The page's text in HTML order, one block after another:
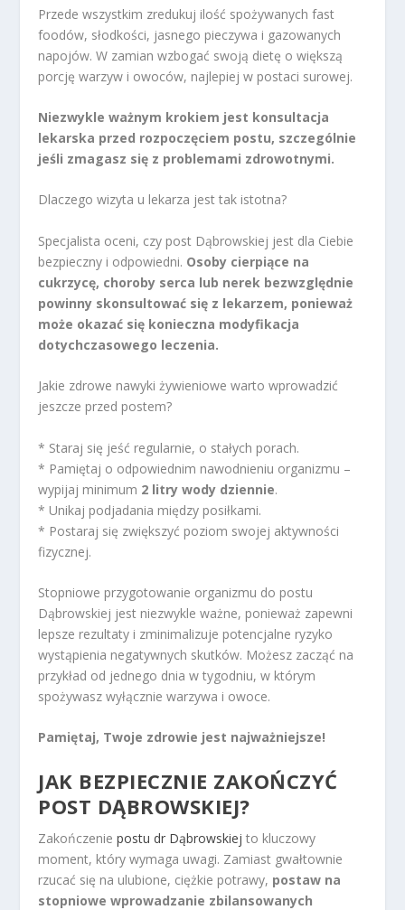
Przede wszystkim zredukuj ilość spożywanych fast
foodów, słodkości, jasnego pieczywa i gazowanych
napojów. W zamian wzbogać swoją dietę o większą
porcję warzyw i owoców, najlepiej w postaci surowej.
Niezwykle ważnym krokiem jest konsultacja
lekarska przed rozpoczęciem postu, szczególnie
jeśli zmagasz się z problemami zdrowotnymi.
Dlaczego wizyta u lekarza jest tak istotna?
Specjalista oceni, czy post Dąbrowskiej jest dla Ciebie
bezpieczny i odpowiedni. Osoby cierpiące na
cukrzycę, choroby serca lub nerek bezwzględnie
powinny skonsultować się z lekarzem, ponieważ
może okazać się konieczna modyfikacja
dotychczasowego leczenia.
Jakie zdrowe nawyki żywieniowe warto wprowadzić
jeszcze przed postem?
* Staraj się jeść regularnie, o stałych porach.
* Pamiętaj o odpowiednim nawodnieniu organizmu –
wypijaj minimum 2 litry wody dziennie.
* Unikaj podjadania między posiłkami.
* Postaraj się zwiększyć poziom swojej aktywności
fizycznej.
Stopniowe przygotowanie organizmu do postu
Dąbrowskiej jest niezwykle ważne, ponieważ zapewni
lepsze rezultaty i zminimalizuje potencjalne ryzyko
wystąpienia negatywnych skutków. Możesz zacząć na
przykład od jednego dnia w tygodniu, w którym
spożywasz wyłącznie warzywa i owoce.
Pamiętaj, Twoje zdrowie jest najważniejsze!
JAK BEZPIECZNIE ZAKOŃCZYĆ
POST DĄBROWSKIEJ?
Zakończeniepostu dr Dąbrowskiej to kluczowy
moment, który wymaga uwagi. Zamiast gwałtownie
rzucać się na ulubione, ciężkie potrawy, postaw na
stopniowe wprowadzanie zbilansowanych